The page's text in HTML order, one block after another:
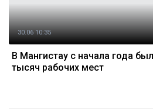
30.06 10:35
В Мангистау с начала года
тысяч рабочих мест